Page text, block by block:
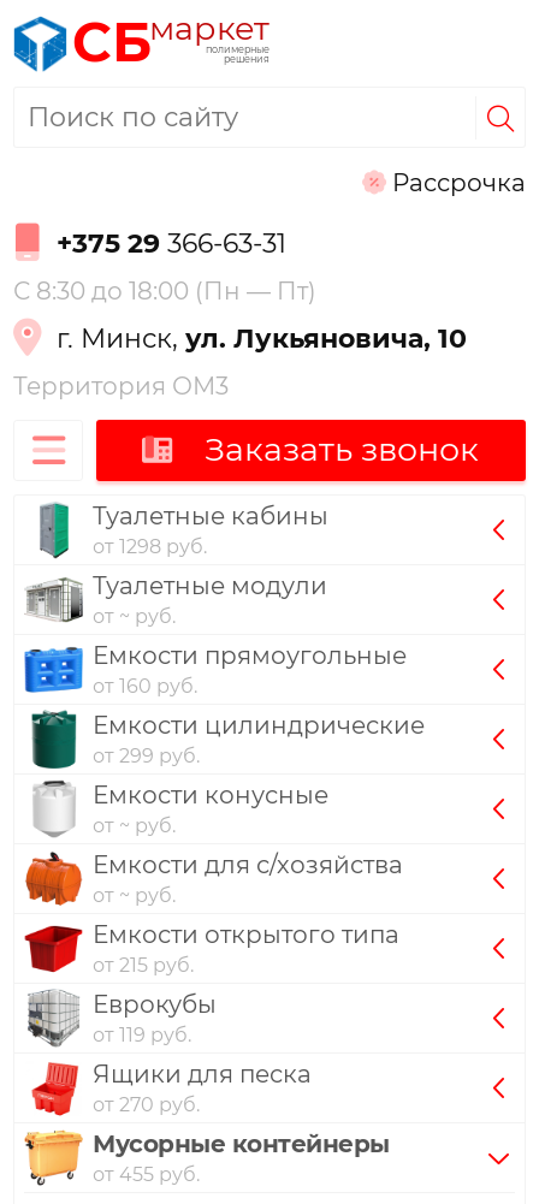
СБмаркет
полимерные
решения
Рассрочка
+375 29 366-63-31
С 8:30 до 18:00 (Пн — Пт)
г. Минск,ул. Лукьяновича, 10
Территория ОМ3
Заказать звонок
Туалетные кабины
от 1298 руб.
Туалетные модули
от ~ руб.
Емкости прямоугольные
от 160 руб.
Емкости цилиндрические
от 299 руб.
Емкости конусные
от ~ руб.
Емкости для с/хозяйства
от ~ руб.
Емкости открытого типа
от 215 руб.
Еврокубы
от 119 руб.
Ящики для песка
от 270 руб.
Мусорные контейнеры
от 455 руб.